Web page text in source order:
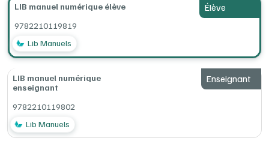
Élève
LIB manuel numérique élève
9782210119819
Lib Manuels
Enseignant
LIB manuel numérique
enseignant
9782210119802
Lib Manuels